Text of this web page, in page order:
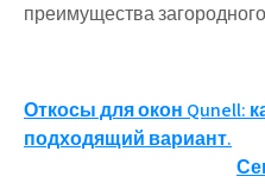
преимущества
Навигация
по
Откосы для окон Qunell:
подходящий вариант.